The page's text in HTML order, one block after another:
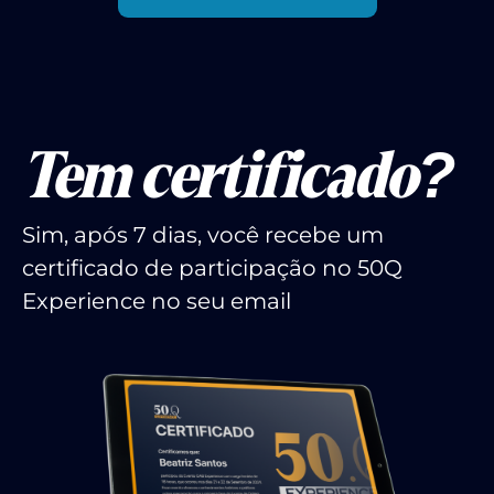
Tem certificado?
Sim, após 7 dias, você recebe um
certificado de participação no 50Q
Experience no seu email